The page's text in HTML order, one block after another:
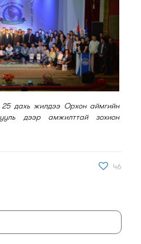
25 дахь жилдээ Орхон аймгийн
дээр амжилттай зохион
46